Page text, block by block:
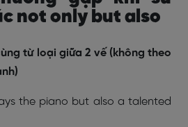
not only but also
từ loại giữa 2 vế (không theo
the piano but also a talented